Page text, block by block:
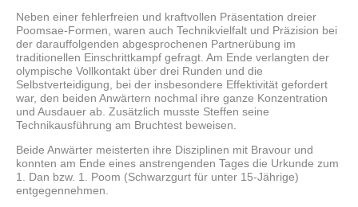
Neben einer fehlerfreien und kraftvollen Präsentation dreier
Poomsae-Formen, waren auch Technikvielfalt und Präzision bei
der darauffolgenden abgesprochenen Partnerübung im
traditionellen Einschrittkampf gefragt. Am Ende verlangten der
olympische Vollkontakt über drei Runden und die
Selbstverteidigung, bei der insbesondere Effektivität gefordert
war, den beiden Anwärtern nochmal ihre ganze Konzentration
und Ausdauer ab. Zusätzlich musste Steffen seine
Technikausführung am Bruchtest beweisen.
Beide Anwärter meisterten ihre Disziplinen mit Bravour und
konnten am Ende eines anstrengenden Tages die Urkunde zum
1. Dan bzw. 1. Poom (Schwarzgurt für unter 15-Jährige)
entgegennehmen.